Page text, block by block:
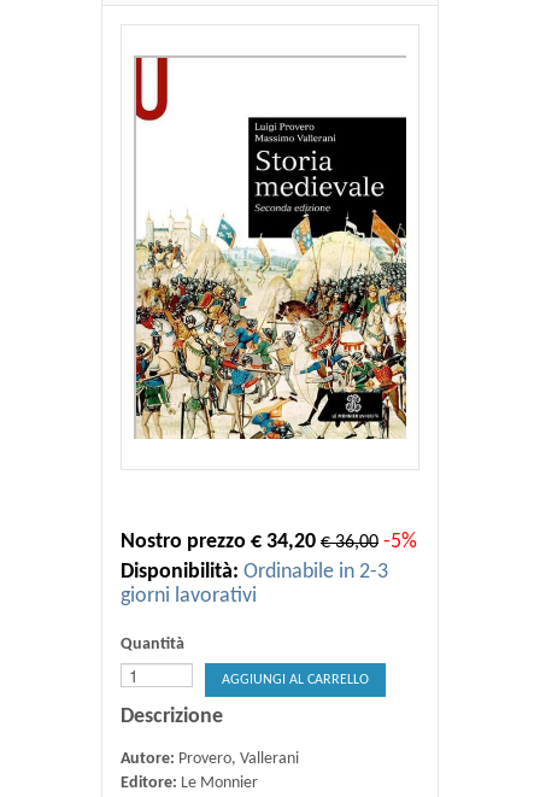
Nostro prezzo € 34,20 € 36,00 -5%
Disponibilità: Ordinabile in 2-3
giorni lavorativi
Quantità
AGGIUNGI AL CARRELLO
Descrizione
Autore: Provero, Vallerani
Editore: Le Monnier